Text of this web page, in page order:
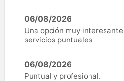
06/08/2026
Una opción muy
servicios puntuales
06/08/2026
Puntual y profesional.